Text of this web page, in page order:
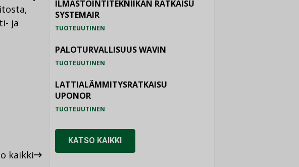
ja
kaikki
ILMASTOINTITEKNIIKAN RATKAISU
SYSTEMAIR
TUOTEUUTINEN
PALOTURVALLISUUS WAVIN
TUOTEUUTINEN
LATTIALÄMMITYSRATKAISU
UPONOR
TUOTEUUTINEN
KATSO KAIKKI